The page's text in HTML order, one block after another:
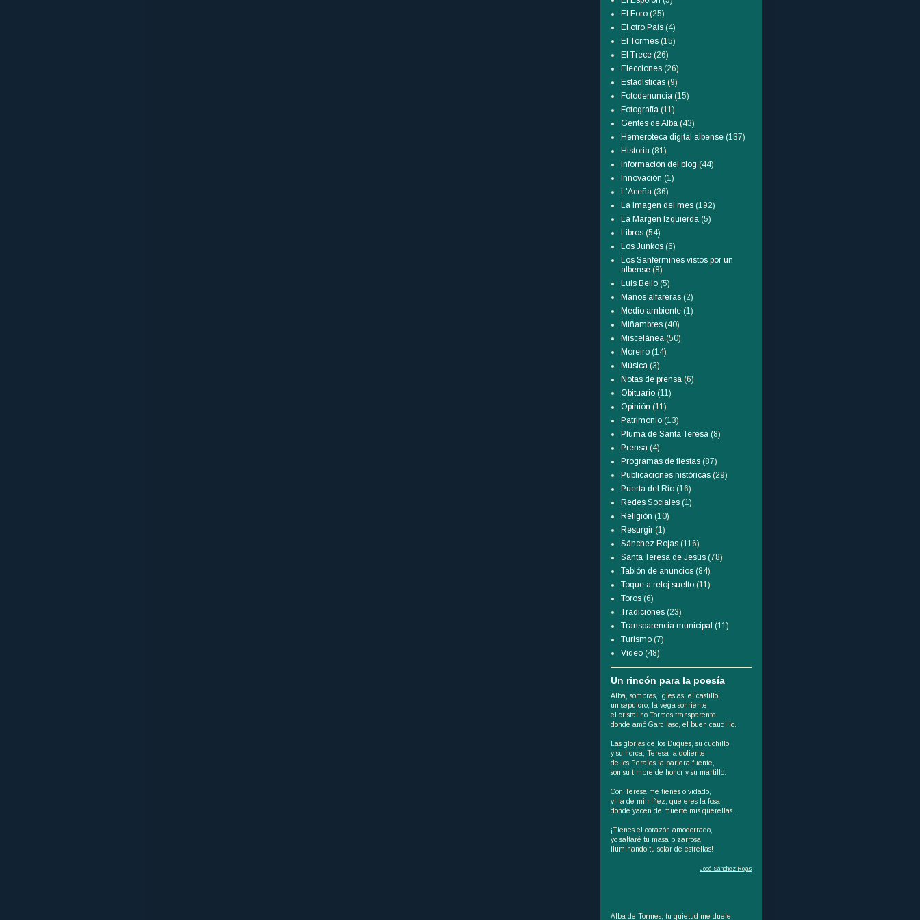
El Foro (25)
El otro País (4)
El Tormes (15)
El Trece (26)
Elecciones (26)
Estadísticas (9)
Fotodenuncia (15)
Fotografía (11)
Gentes de Alba (43)
Hemeroteca digital albense (137)
Historia (81)
Información del blog (44)
Innovación (1)
L'Aceña (36)
La imagen del mes (192)
La Margen Izquierda (5)
Libros (54)
Los Junkos (6)
Los Sanfermines vistos por un
albense (8)
Luis Bello (5)
Manos alfareras (2)
Medio ambiente (1)
Miñambres (40)
Miscelánea (50)
Moreiro (14)
Música (3)
Notas de prensa (6)
Obituario (11)
Opinión (11)
Patrimonio (13)
Pluma de Santa Teresa (8)
Prensa (4)
Programas de fiestas (87)
Publicaciones históricas (29)
Puerta del Río (16)
Redes Sociales (1)
Religión (10)
Resurgir (1)
Sánchez Rojas (116)
Santa Teresa de Jesús (78)
Tablón de anuncios (84)
Toque a reloj suelto (11)
Toros (6)
Tradiciones (23)
Transparencia municipal (11)
Turismo (7)
Video (48)
Un rincón para la poesía
Alba, sombras, iglesias, el castillo;
un sepulcro, la vega sonriente,
el cristalino Tormes transparente,
donde amó Garcilaso, el buen caudillo.
Las glorias de los Duques, su cuchillo
y su horca, Teresa la doliente,
de los Perales la parlera fuente,
son su timbre de honor y su martillo.
Con Teresa me tienes olvidado,
villa de mi niñez, que eres la fosa,
donde yacen de muerte mis querellas...
¡Tienes el corazón amodorrado,
yo saltaré tu masa pizarrosa
iluminando tu solar de estrellas!
José Sánchez Rojas
Alba de Tormes, tu quietud me duele